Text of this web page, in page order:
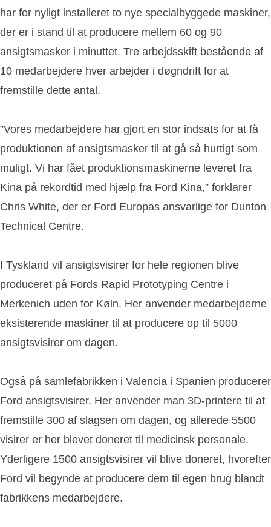
har for nyligt installeret to nye specialbyggede maskiner,
der er i stand til at producere mellem 60 og 90
ansigtsmasker i minuttet. Tre arbejdsskift bestående af
10 medarbejdere hver arbejder i døgndrift for at
fremstille dette antal.
”Vores medarbejdere har gjort en stor indsats for at få
produktionen af ansigtsmasker til at gå så hurtigt som
muligt. Vi har fået produktionsmaskinerne leveret fra
Kina på rekordtid med hjælp fra Ford Kina,” forklarer
Chris White, der er Ford Europas ansvarlige for Dunton
Technical Centre.
I Tyskland vil ansigtsvisirer for hele regionen blive
produceret på Fords Rapid Prototyping Centre i
Merkenich uden for Køln. Her anvender medarbejderne
eksisterende maskiner til at producere op til 5000
ansigtsvisirer om dagen.
Også på samlefabrikken i Valencia i Spanien producerer
Ford ansigtsvisirer. Her anvender man 3D-printere til at
fremstille 300 af slagsen om dagen, og allerede 5500
visirer er her blevet doneret til medicinsk personale.
Yderligere 1500 ansigtsvisirer vil blive doneret, hvorefter
Ford vil begynde at producere dem til egen brug blandt
fabrikkens medarbejdere.